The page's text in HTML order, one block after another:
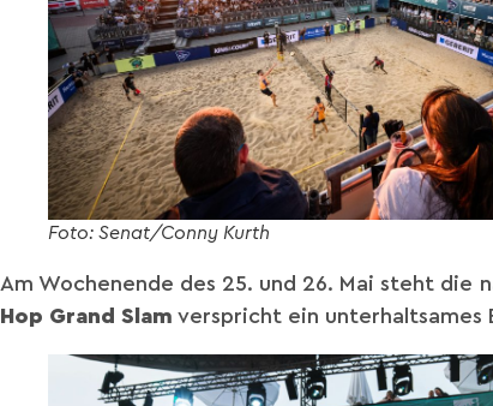
Foto: Senat/Conny Kurth
Am Wochenende des 25. und 26. Mai steht die
Hop Grand Slam verspricht ein unterhaltsames